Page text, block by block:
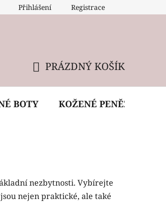
Reklamační podmínky
Přihlášení Registrace
KOŠÍK
PRÁZDNÝ KOŠÍK
BOTY KOŽENÉ PENĚŽENKY
nezbytnosti. Vybírejte
nejen praktické, ale také